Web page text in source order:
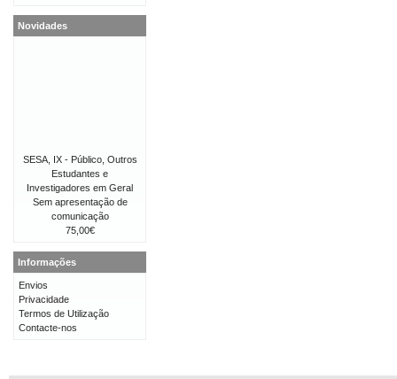
Novidades
SESA, IX - Público, Outros
Estudantes e
Investigadores em Geral
Sem apresentação de
comunicação
75,00€
Informações
Envios
Privacidade
Termos de Utilização
Contacte-nos